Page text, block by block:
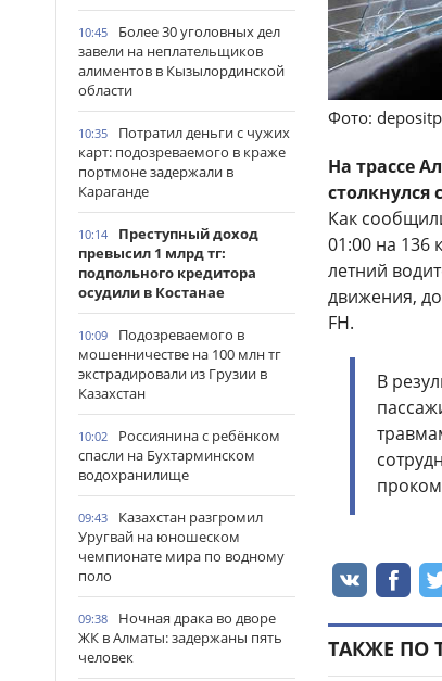
10:45
Более 30 уголовных дел
завели на неплательщиков
алиментов в Кызылординской
области
10:35
Потратил деньги с чужих
карт: подозреваемого в краже
портмоне задержали в
Караганде
10:14
Преступный доход
превысил 1 млрд тг:
подпольного кредитора
осудили в Костанае
10:09
Подозреваемого в
мошенничестве на 100 млн тг
экстрадировали из Грузии в
Казахстан
10:02
Россиянина с ребёнком
спасли на Бухтарминском
водохранилище
09:43
Казахстан разгромил
Уругвай на юношеском
чемпионате мира по водному
поло
09:38
Ночная драка во дворе
ЖК в Алматы: задержаны пять
человек
Фото:
На трассе
столкнулся
Как
01:00 на 136
летний
движения,
FH.
В
ТАКЖЕ ПО